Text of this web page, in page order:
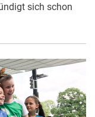
sich schon